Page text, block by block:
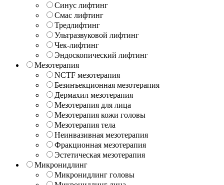
Синус лифтинг
Смас лифтинг
Тредлифтинг
Ультразвуковой лифтинг
Чек-лифтинг
Эндоскопический лифтинг
Мезотерапия
NCTF мезотерапия
Безинъекционная мезотерапия
Дермахил мезотерапия
Мезотерапия для лица
Мезотерапия кожи головы
Мезотерапия тела
Неинвазивная мезотерапия
Фракционная мезотерапия
Эстетическая мезотерапия
Микронидлинг
Микронидлинг головы